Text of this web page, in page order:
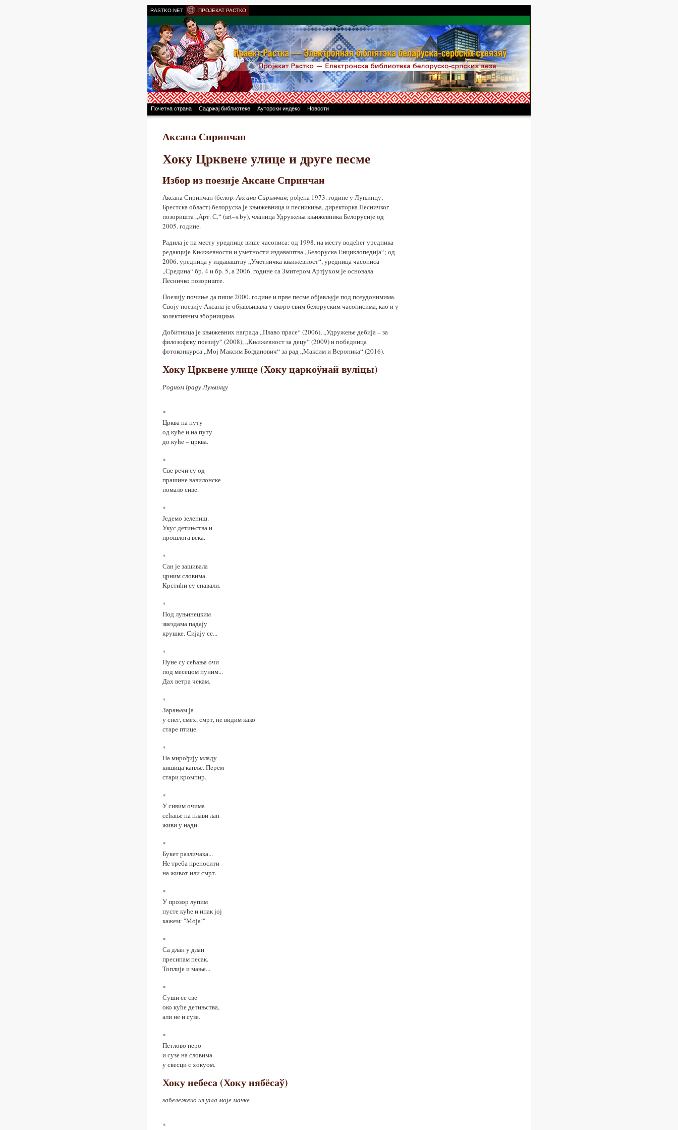
RASTKO.NET ПРОЈЕКАТ РАСТКО
Почетна страна Садржај библиотеке Ауторски индекс Новости
Аксана Спринчан
Хоку Црквене улице и друге песме
Избор из поезије Аксане Спринчан
Аксана Спринчан (белор.Аксана Спрынчан; рођена 1973. године у Луњинцу,
Брестска област) белоруска је књижевница и песникиња, директорка Песничког
позоришта „Арт. С.“ (art–s.by), чланица Удружења књижевника Белорусије од
2005. године.
Радила је на месту уреднице више часописа: од 1998. на месту водећег уредника
редакције Књижевности и уметности издаваштва „Белоруска Енциклопедија“; од
2006. уредница у издаваштву „Уметничка књижевност“, уредница часописа
„Средина“ бр. 4 и бр. 5, а 2006. године са Змитером Артјухом је основала
Песничко позориште.
Поезију почиње да пише 2000. године и прве песме објављује под псеудонимима.
Своју поезију Аксана је објављивала у скоро свим белоруским часописима, као и у
колективним зборницима.
Добитница је књижевних награда „Плаво прасе“ (2006), „Удружење дебија – за
филозофску поезију“ (2008), „Књижевност за децу“ (2009) и победница
фотоконкурса „Мој Максим Богданович“ за рад „Максим и Вероника“ (2016).
Хоку Црквене улице (Хоку царкоўнай вуліцы)
Родном градуЛуњинцу
*
Црква на путу
од куће и на путу
до куће – црква.
*
Све речи су од
прашине вавилонске
помало сиве.
*
Једемо зелениш.
Укус детињства и
прошлога века.
*
Сан је зашивала
црним словима.
Крстићи су спавали.
*
Под луњинецким
звездама падају
крушке. Сијају се...
*
Пуне су сећања очи
под месецом пуним...
Дах ветра чекам.
*
Зарањам ја
у снег, смех, смрт, не видим како
старе птице.
*
На мирођију младу
кишица капље. Перем
стари кромпир.
*
У сивим очима
сећање на плави лан
живи у нади.
*
Букет различака...
Не треба преносити
на живот или смрт.
*
У прозор лупим
пусте куће и ипак јој
кажем: "Моја!"
*
Са длан у длан
пресипам песак.
Топлије и мање...
*
Суши се све
око куће детињства,
али не и сузе.
*
Петлово перо
и сузе на словима
у свесци с хокуом.
Хоку небеса (Хоку нябёсаў)
забележено из угла моје мачке
*